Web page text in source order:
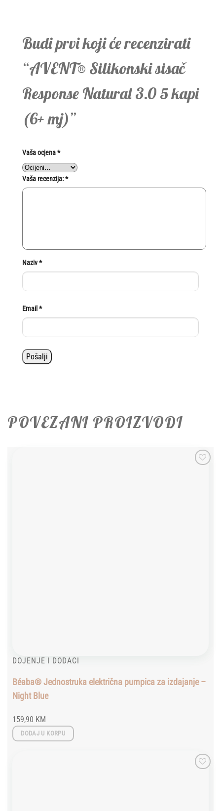
Budi prvi koji će recenzirati
“AVENT® Silikonski sisač
Response Natural 3.0 5 kapi
(6+ mj)”
Vaša ocjena*
Vaša recenzija:*
Naziv*
Email *
POVEZANI PROIZVODI
DOJENJE I DODACI
Béaba® Jednostruka električna pumpica za izdajanje –
Night Blue
159,90 KM
DODAJ U KORPU